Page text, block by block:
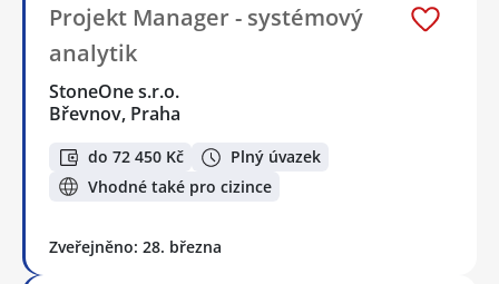
Projekt Manager - systémový
analytik
StoneOne s.r.o.
Břevnov, Praha
do 72 450 Kč
Plný úvazek
Vhodné také pro cizince
Zveřejněno: 28. března